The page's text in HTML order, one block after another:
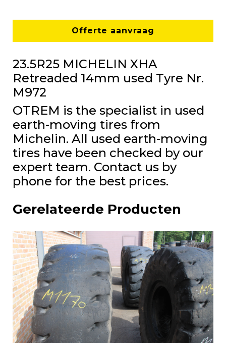
Offerte aanvraag
23.5R25 MICHELIN XHA
Retreaded 14mm used Tyre Nr.
M972
OTREM is the specialist in used
earth-moving tires from
Michelin. All used earth-moving
tires have been checked by our
expert team. Contact us by
phone for the best prices.
Gerelateerde Producten